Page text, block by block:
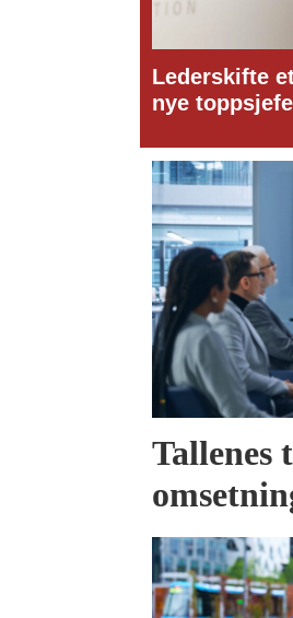
etter 13 år:Dette er den
Tallenes